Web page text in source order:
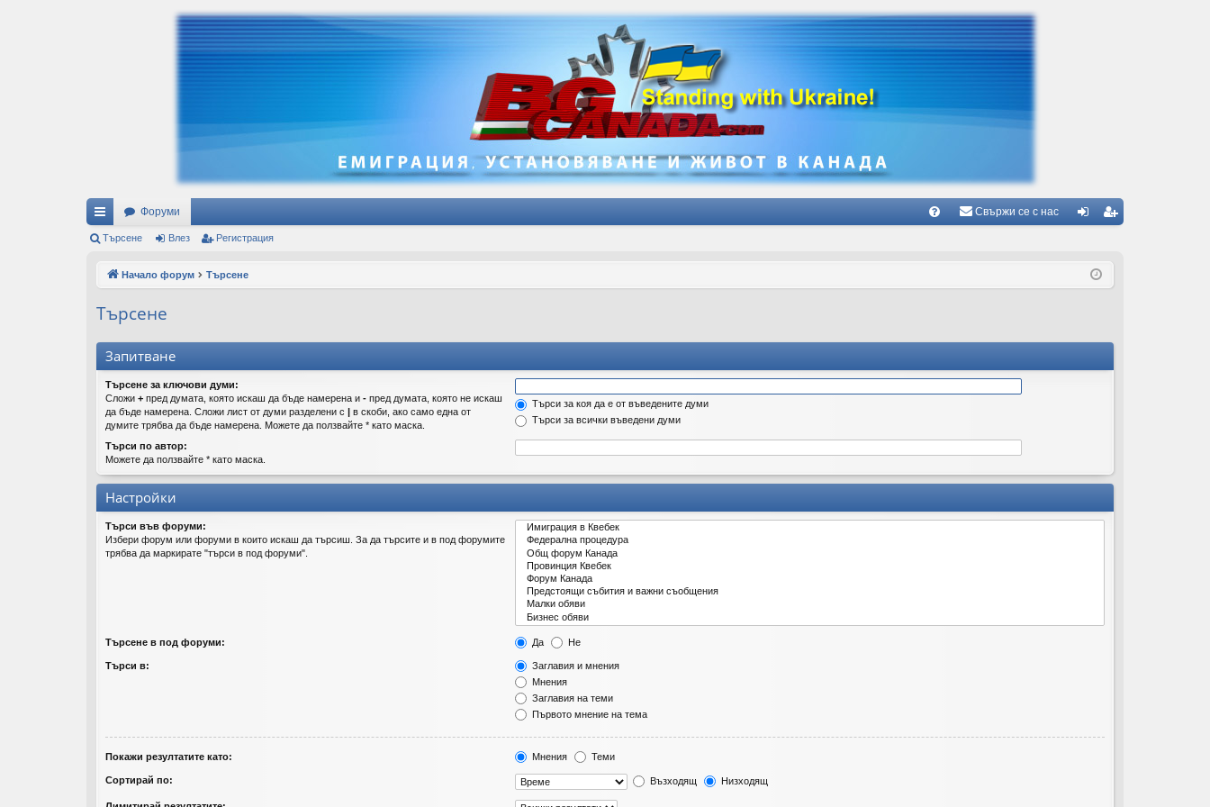
Б
ъ
вр
ъз
ки
Форуми
О
ор
и
Свържи се с нас
ис
ия
Търсене Влез Регистрация
Начало форум Търсене
Търсене
Запитване
Търсене за ключови думи:
Сложи + пред думата, която искаш да бъде намерена и - пред думата, която не искаш
да бъде намерена. Сложи лист от думи разделени с | в скоби, ако само една от
думите трябва да бъде намерена. Можете да ползвайте * като маска.
Търси за коя да е от въведените думи
Търси за всички въведени думи
Търси по автор:
Можете да ползвайте * като маска.
Настройки
Търси във форуми:
Избери форум или форуми в които искаш да търсиш. За да търсите и в под форумите
трябва да маркирате "търси в под форуми".
Търсене в под форуми: Да Не
Търси в:
Заглавия и мнения
Мнения
Заглавия на теми
Първото мнение на тема
Покажи резултатите като: Мнения Теми
Сортирай по: Възходящ Низходящ